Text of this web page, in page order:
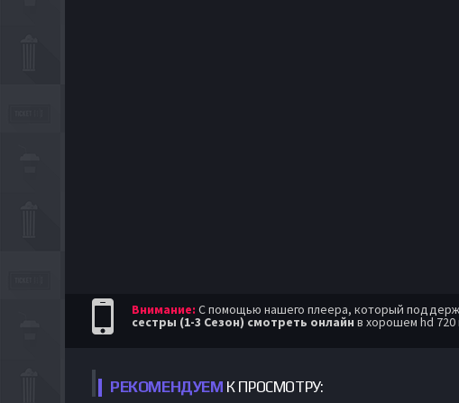
Внимание: С помощью нашего плеера, который
сестры (1-3 Сезон) смотреть онлайн в хорошем hd
РЕКОМЕНДУЕМ К ПРОСМОТРУ: